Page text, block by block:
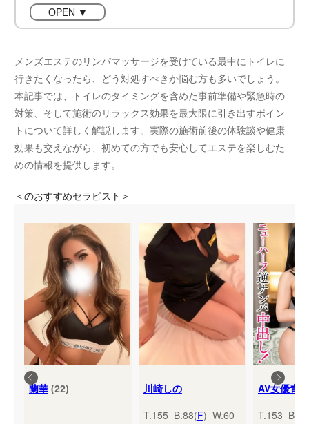
OPEN ▼
メンズエステのリンパマッサージを受けている最中にトイレに
行きたくなったら、どう対処すべきか悩む方も多いでしょう。
本記事では、トイレのタイミングを含めた事前準備や緊急時の
対策、そして施術のリラックス効果を最大限に引き出すポイン
トについて詳しく解説します。実際の施術前後の体験談や健康
効果も交えながら、初めての方でも安心してエステを楽しむた
めの情報を提供します。
＜のおすすめセラピスト＞
蘭華(22)
川崎しの
T.155 B.88(F) W.60
T.153